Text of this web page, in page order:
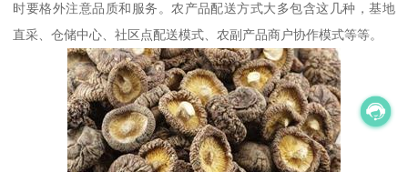
时要格外注意品质和服务。农产品配送方式大多包含这几种，基地
直采、仓储中心、社区点配送模式、农副产品商户协作模式等等。